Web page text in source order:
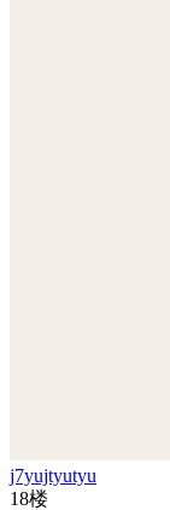
j7yujtyutyu
18楼